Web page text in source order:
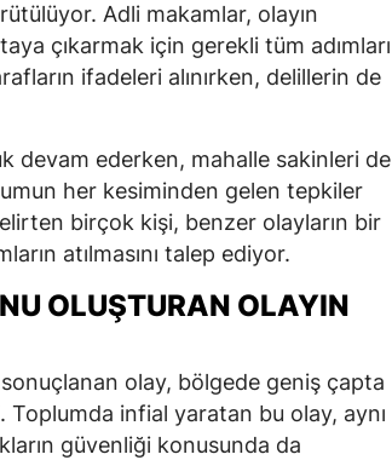
Adli makamlar, olayın
çıkarmak için gerekli tüm adımları
ifadeleri alınırken, delillerin de
devam ederken, mahalle sakinleri de
her kesiminden gelen tepkiler
birçok kişi, benzer olayların bir
atılmasını talep ediyor.
OLUŞTURAN OLAYIN
olay, bölgede geniş çapta
infial yaratan bu olay, aynı
güvenliği konusunda da